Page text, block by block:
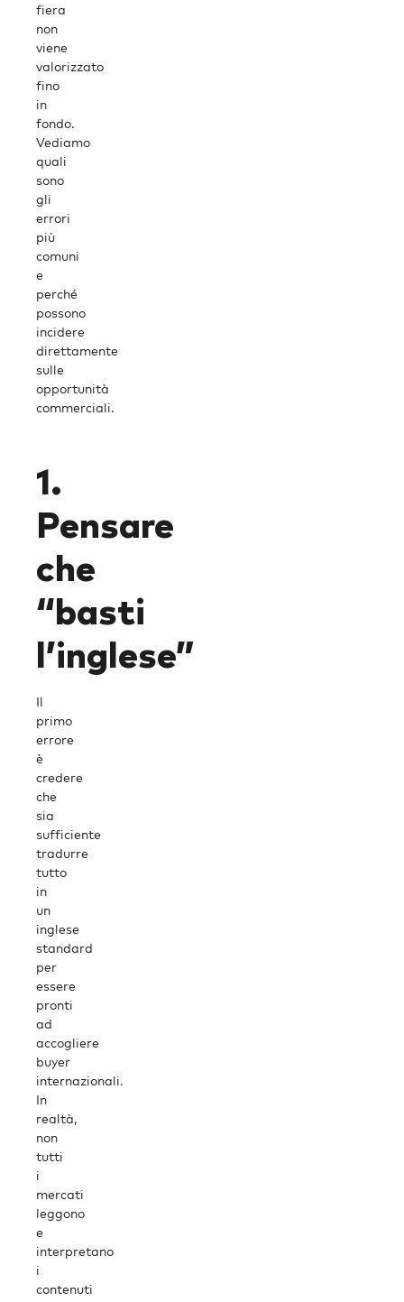
fiera
non
viene
valorizzato
fino
in
fondo.
Vediamo
quali
sono
gli
errori
più
comuni
e
perché
possono
incidere
direttamente
sulle
opportunità
commerciali.
1.
Pensare
che
“basti
l’inglese”
Il
primo
errore
è
credere
che
sia
sufficiente
tradurre
tutto
in
un
inglese
standard
per
essere
pronti
ad
accogliere
buyer
internazionali.
In
realtà,
non
tutti
i
mercati
leggono
e
interpretano
i
contenuti